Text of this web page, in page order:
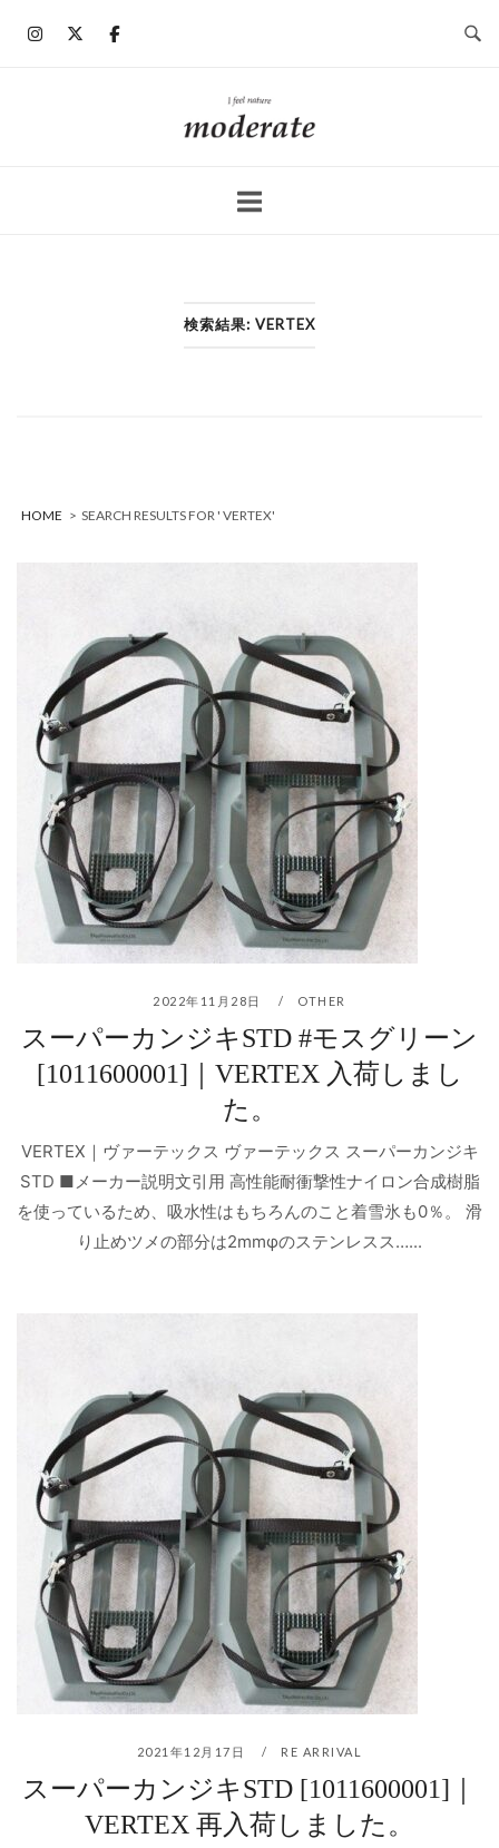
ホ
ー
検索結果: VERTEX
HOME > SEARCH RESULTS FOR ' VERTEX'
2022年11月28日 OTHER
スーパーカンジキSTD #モスグリーン
[1011600001]｜VERTEX 入荷しまし
た。
VERTEX｜ヴァーテックス ヴァーテックス スーパーカンジキ
STD ■メーカー説明文引用 高性能耐衝撃性ナイロン合成樹脂
を使っているため、吸水性はもちろんのこと着雪氷も0％。 滑
り止めツメの部分は2mmφのステンレスス…...
2021年12月17日 RE ARRIVAL
スーパーカンジキSTD [1011600001]｜
VERTEX 再入荷しました。